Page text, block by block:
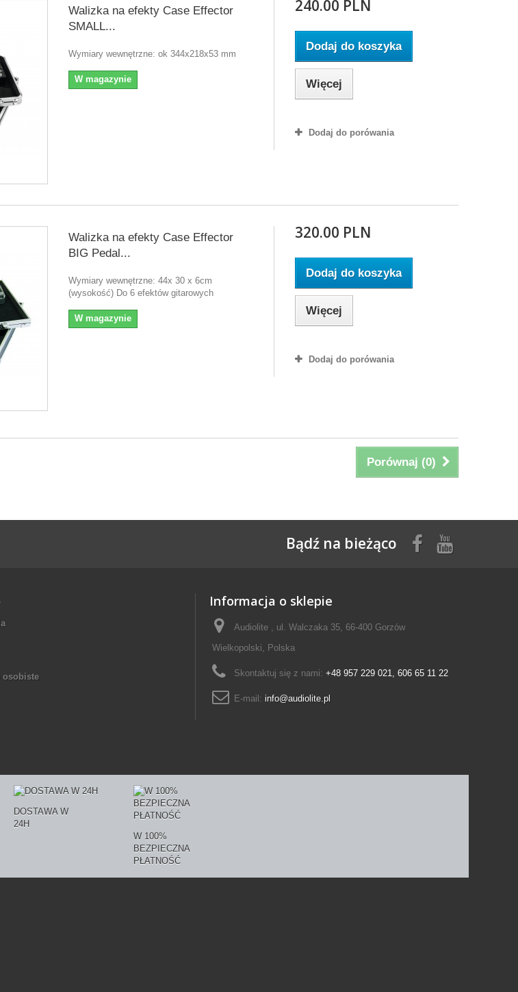
Walizka na efekty Case Effector
SMALL...
Wymiary wewnętrzne: ok 344x218x53 mm
W magazynie
240.00 PLN
Dodaj do koszyka
Więcej
Dodaj do porówania
Walizka na efekty Case Effector
BIG Pedal...
Wymiary wewnętrzne: 44x 30 x 6cm
(wysokość) Do 6 efektów gitarowych
W magazynie
320.00 PLN
Dodaj do koszyka
Więcej
Dodaj do porówania
Porównaj (0)
Bądź na bieżąco
osobiste
Informacja o sklepie
Audiolite , ul. Walczaka 35, 66-400 Gorzów
Wielkopolski, Polska
Skontaktuj się z nami: +48 957 229 021, 606 65 11 22
E-mail: info@audiolite.pl
DOSTAWA W
24H
W 100%
BEZPIECZNA
PŁATNOŚĆ